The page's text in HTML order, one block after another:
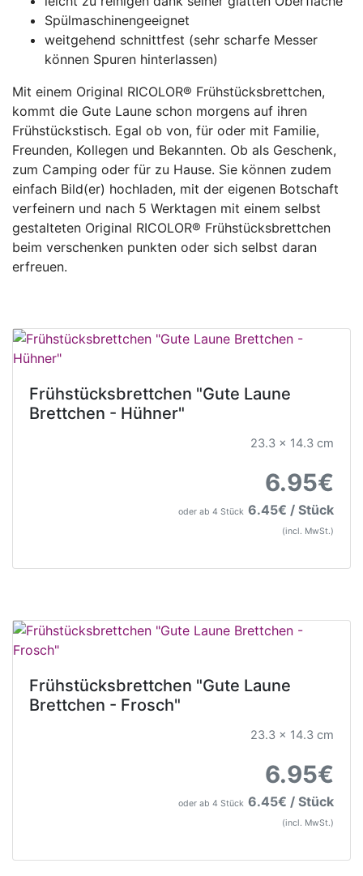
Spülmaschinengeeignet
weitgehend schnittfest (sehr scharfe Messer
können Spuren hinterlassen)
Mit einem Original RICOLOR® Frühstücksbrettchen,
kommt die Gute Laune schon morgens auf ihren
Frühstückstisch. Egal ob von, für oder mit Familie,
Freunden, Kollegen und Bekannten. Ob als Geschenk,
zum Camping oder für zu Hause. Sie können zudem
einfach Bild(er) hochladen, mit der eigenen Botschaft
verfeinern und nach 5 Werktagen mit einem selbst
gestalteten Original RICOLOR® Frühstücksbrettchen
beim verschenken punkten oder sich selbst daran
erfreuen.
Frühstücksbrettchen "Gute Laune
Brettchen - Hühner"
23.3 x 14.3 cm
6.95€
oder ab 4 Stück 6.45€ / Stück
(incl. MwSt.)
Frühstücksbrettchen "Gute Laune
Brettchen - Frosch"
23.3 x 14.3 cm
6.95€
oder ab 4 Stück 6.45€ / Stück
(incl. MwSt.)